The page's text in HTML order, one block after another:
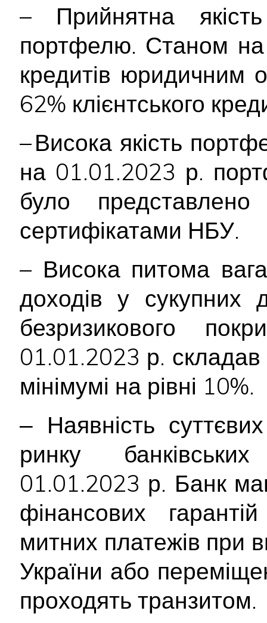
– Прийнятна якість
портфелю. Станом
кредитів юридичним
62% клієнтського
– Висока якість
на 01.01.2023 р.
було
сертифікатами НБУ.
– Висока питома вага
доходів у сукупних
безризикового
01.01.2023 р.
мінімумі на рівні 10%.
‒ Наявність
ринку
01.01.2023 р. Банк
фінансових
митних платежів при
України або
проходять транзитом.